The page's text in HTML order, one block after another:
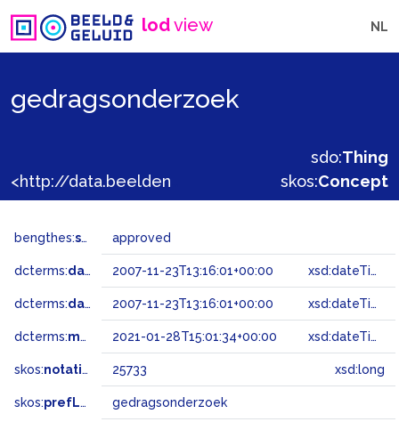
lodview NL
gedragsonderzoek
sdo:Thing
skos:Concept
bengthes:status approved
dcterms:dateAccepted 2007-11-23T13:16:01+00:00 xsd:dateTime
dcterms:dateSubmitted 2007-11-23T13:16:01+00:00 xsd:dateTime
dcterms:modified 2021-01-28T15:01:34+00:00 xsd:dateTime
skos:notation 25733 xsd:long
skos:prefLabel gedragsonderzoek